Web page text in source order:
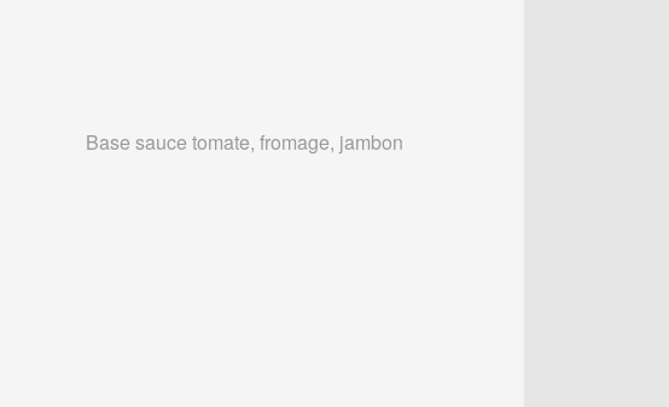
Base sauce tomate, fromage, jambon